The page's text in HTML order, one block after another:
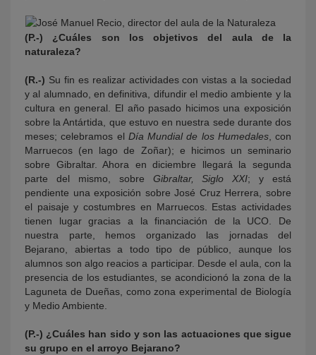
(P.-) ¿Cuáles son los objetivos del aula de la
naturaleza?
(R.-) Su fin es realizar actividades con vistas a la sociedad
y al alumnado, en definitiva, difundir el medio ambiente y la
cultura en general. El año pasado hicimos una exposición
sobre la Antártida, que estuvo en nuestra sede durante dos
meses; celebramos el Día Mundial de los Humedales, con
Marruecos (en lago de Zoñar); e hicimos un seminario
sobre Gibraltar. Ahora en diciembre llegará la segunda
parte del mismo, sobre Gibraltar, Siglo XXI; y está
pendiente una exposición sobre José Cruz Herrera, sobre
el paisaje y costumbres en Marruecos. Estas actividades
tienen lugar gracias a la financiación de la UCO. De
nuestra parte, hemos organizado las jornadas del
Bejarano, abiertas a todo tipo de público, aunque los
alumnos son algo reacios a participar. Desde el aula, con la
presencia de los estudiantes, se acondicionó la zona de la
Laguneta de Dueñas, como zona experimental de Biología
y Medio Ambiente.
(P.-) ¿Cuáles han sido y son las actuaciones que sigue
su grupo en el arroyo Bejarano?